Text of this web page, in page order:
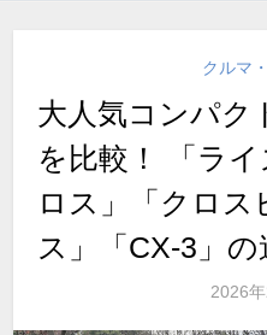
クルマ
大人気コンパク
を比較！ 「ラ
ロス」「クロス
ス」「CX-3」
2026